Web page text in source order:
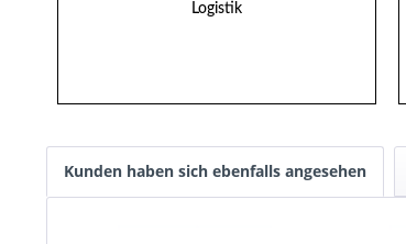
Logistik
Kunden haben sich ebenfalls angesehen